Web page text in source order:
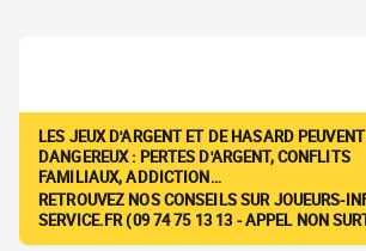
LES JEUX D'ARGENT ET DE HASARD
DANGEREUX : PERTES D'ARGENT, CONFLITS
FAMILIAUX, ADDICTION…
RETROUVEZ NOS CONSEILS SUR JOUEURS-
SERVICE.FR (09 74 75 13 13 - APPEL NON